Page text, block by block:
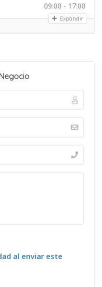
09:00 - 17:00
Expandir
al enviar este